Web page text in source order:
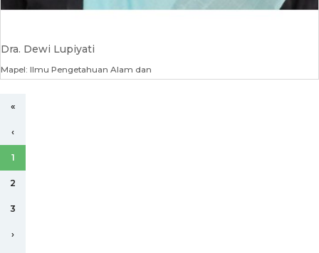
Dra. Dewi Lupiyati
Mapel: Ilmu Pengetahuan Alam dan
«
‹
1
2
3
›